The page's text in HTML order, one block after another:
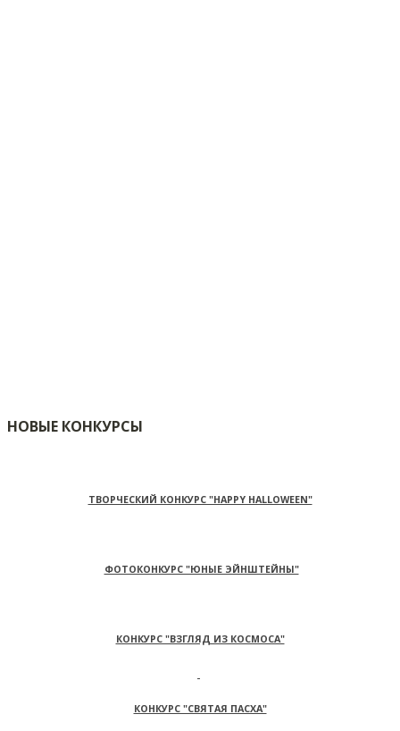
НОВЫЕ КОНКУРСЫ
ТВОРЧЕСКИЙ КОНКУРС "HAPPY HALLOWEEN"
ФОТОКОНКУРС "ЮНЫЕ ЭЙНШТЕЙНЫ"
КОНКУРС "ВЗГЛЯД ИЗ КОСМОСА"
КОНКУРС "СВЯТАЯ ПАСХА"